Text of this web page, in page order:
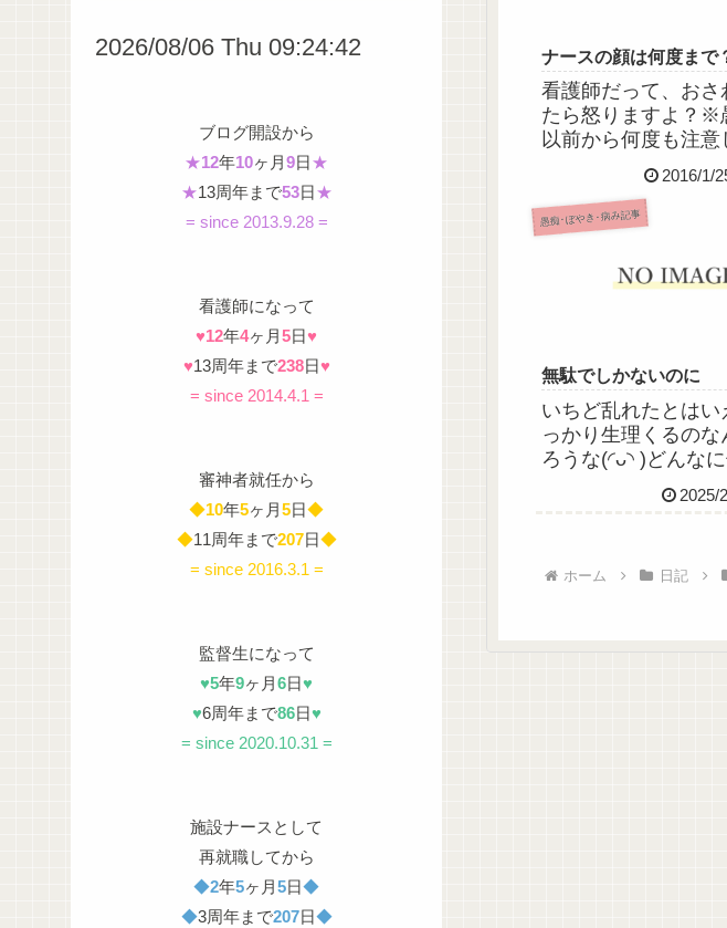
ナースの顔は何度まで
看護師だって、おさ
たら怒りますよ？※
以前から何度も注意
他人の身体に触れ
いを出してくる患
近エスカレートして
の患者さんからも苦
れてきた。今日は病
男性ナースが不在だ
2016/1/
愚痴･ぼやき･病み記事
無駄でしかないのに
いちど乱れたとはい
っかり生理くるのな
ろうな(◜ᴗ◝ )どんな
準備したって無駄に
ないのにさお前は虚
2025/
ホーム 日記
2026/08/06 Thu 09:24:43
ブログ開設から
★12年10ヶ月9日★
★13周年まで53日★
= since 2013.9.28 =
看護師になって
♥12年4ヶ月5日♥
♥13周年まで238日♥
= since 2014.4.1 =
審神者就任から
◆10年5ヶ月5日◆
◆11周年まで207日◆
= since 2016.3.1 =
監督生になって
♥5年9ヶ月6日♥
♥6周年まで86日♥
= since 2020.10.31 =
施設ナースとして
再就職してから
◆2年5ヶ月5日◆
◆3周年まで207日◆